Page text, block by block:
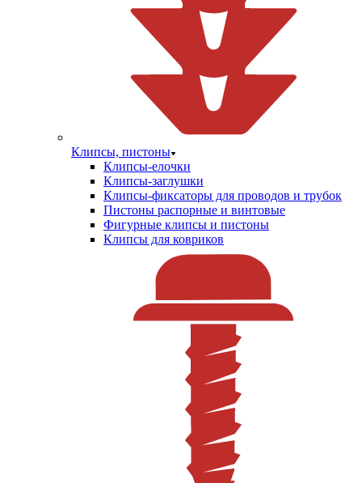
Клипсы, пистоны
Клипсы-елочки
Клипсы-заглушки
Клипсы-фиксаторы для проводов и трубок
Пистоны распорные и винтовые
Фигурные клипсы и пистоны
Клипсы для ковриков